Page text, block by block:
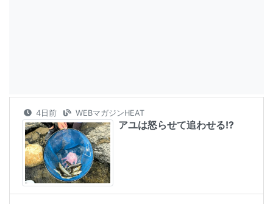
4日前 WEBマガジンHEAT
アユは怒らせて追わせる!?